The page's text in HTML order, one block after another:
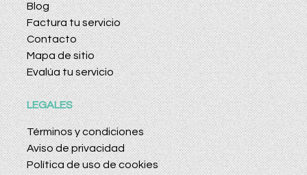
Blog
Factura tu servicio
Contacto
Mapa de sitio
Evalúa tu servicio
LEGALES
Términos y condiciones
Aviso de privacidad
Política de uso de cookies